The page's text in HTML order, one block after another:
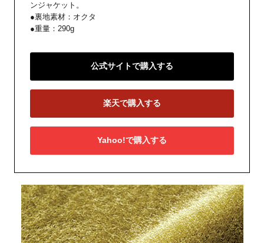
ンジャケット。
●裏地素材：オクタ
●重量：290g
公式サイトで購入する
楽天で購入する
Yahoo!で購入する